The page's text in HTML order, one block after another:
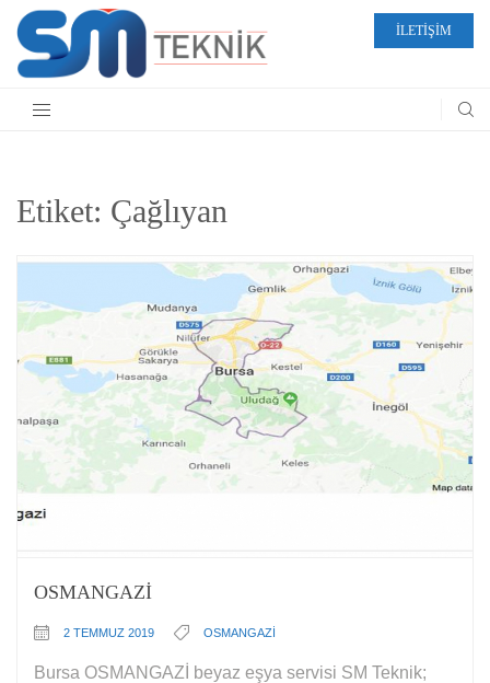
İLETİŞİM
Etiket: Çağlıyan
OSMANGAZİ
2 TEMMUZ 2019 OSMANGAZİ
Bursa OSMANGAZİ beyaz eşya servisi SM Teknik;